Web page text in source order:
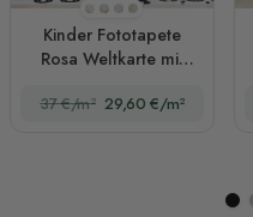
Stil 1
Stil 2
Stil 3Stil 4
Kinder Fototapete
Rosa Weltkarte mit
kleinen Ballons
37 €/m² 29,60 €/m²